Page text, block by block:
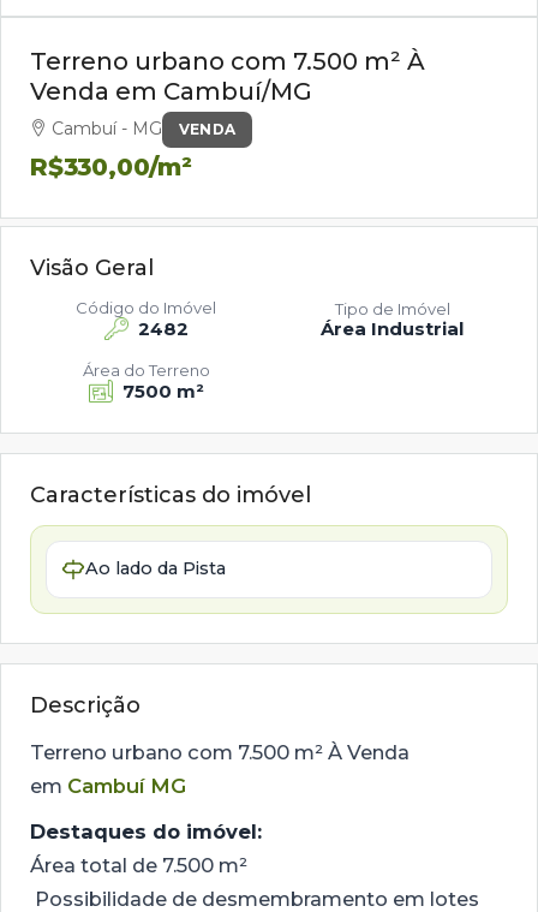
VENDA
Terreno urbano com 7.500 m² À
Venda em Cambuí/MG
Cambuí - MG
R$330,00/m²
Visão Geral
2482
Código do Imóvel
Área Industrial
Tipo de Imóvel
7500 m²
Área do Terreno
Características do imóvel
Ao lado da Pista
Descrição
Terreno urbano com 7.500 m² À Venda
em Cambuí MG
Destaques do imóvel:
Área total de 7.500 m²
Possibilidade de desmembramento em lotes